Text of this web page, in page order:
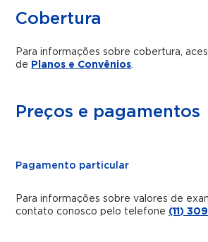
Cobertura
Para informações sobre cobertura,
de Planos e Convênios.
Preços e pagamentos
Pagamento particular
Para informações sobre valores de
contato conosco pelo telefone (11)